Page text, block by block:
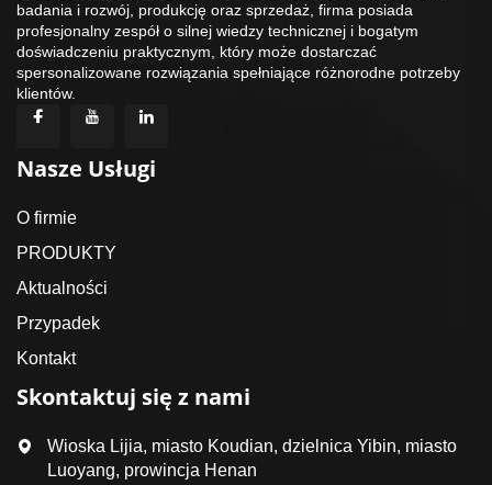
badania i rozwój, produkcję oraz sprzedaż, firma posiada
profesjonalny zespół o silnej wiedzy technicznej i bogatym
doświadczeniu praktycznym, który może dostarczać
spersonalizowane rozwiązania spełniające różnorodne potrzeby
klientów.
Nasze Usługi
O firmie
PRODUKTY
Aktualności
Przypadek
Kontakt
Skontaktuj się z nami
Wioska Lijia, miasto Koudian, dzielnica Yibin, miasto
Luoyang, prowincja Henan